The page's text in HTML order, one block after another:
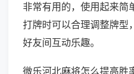
非常有用的，使用起来简
打牌时可以合理调整牌型
好友间互动乐趣。
微乐河北麻将怎么提高胜